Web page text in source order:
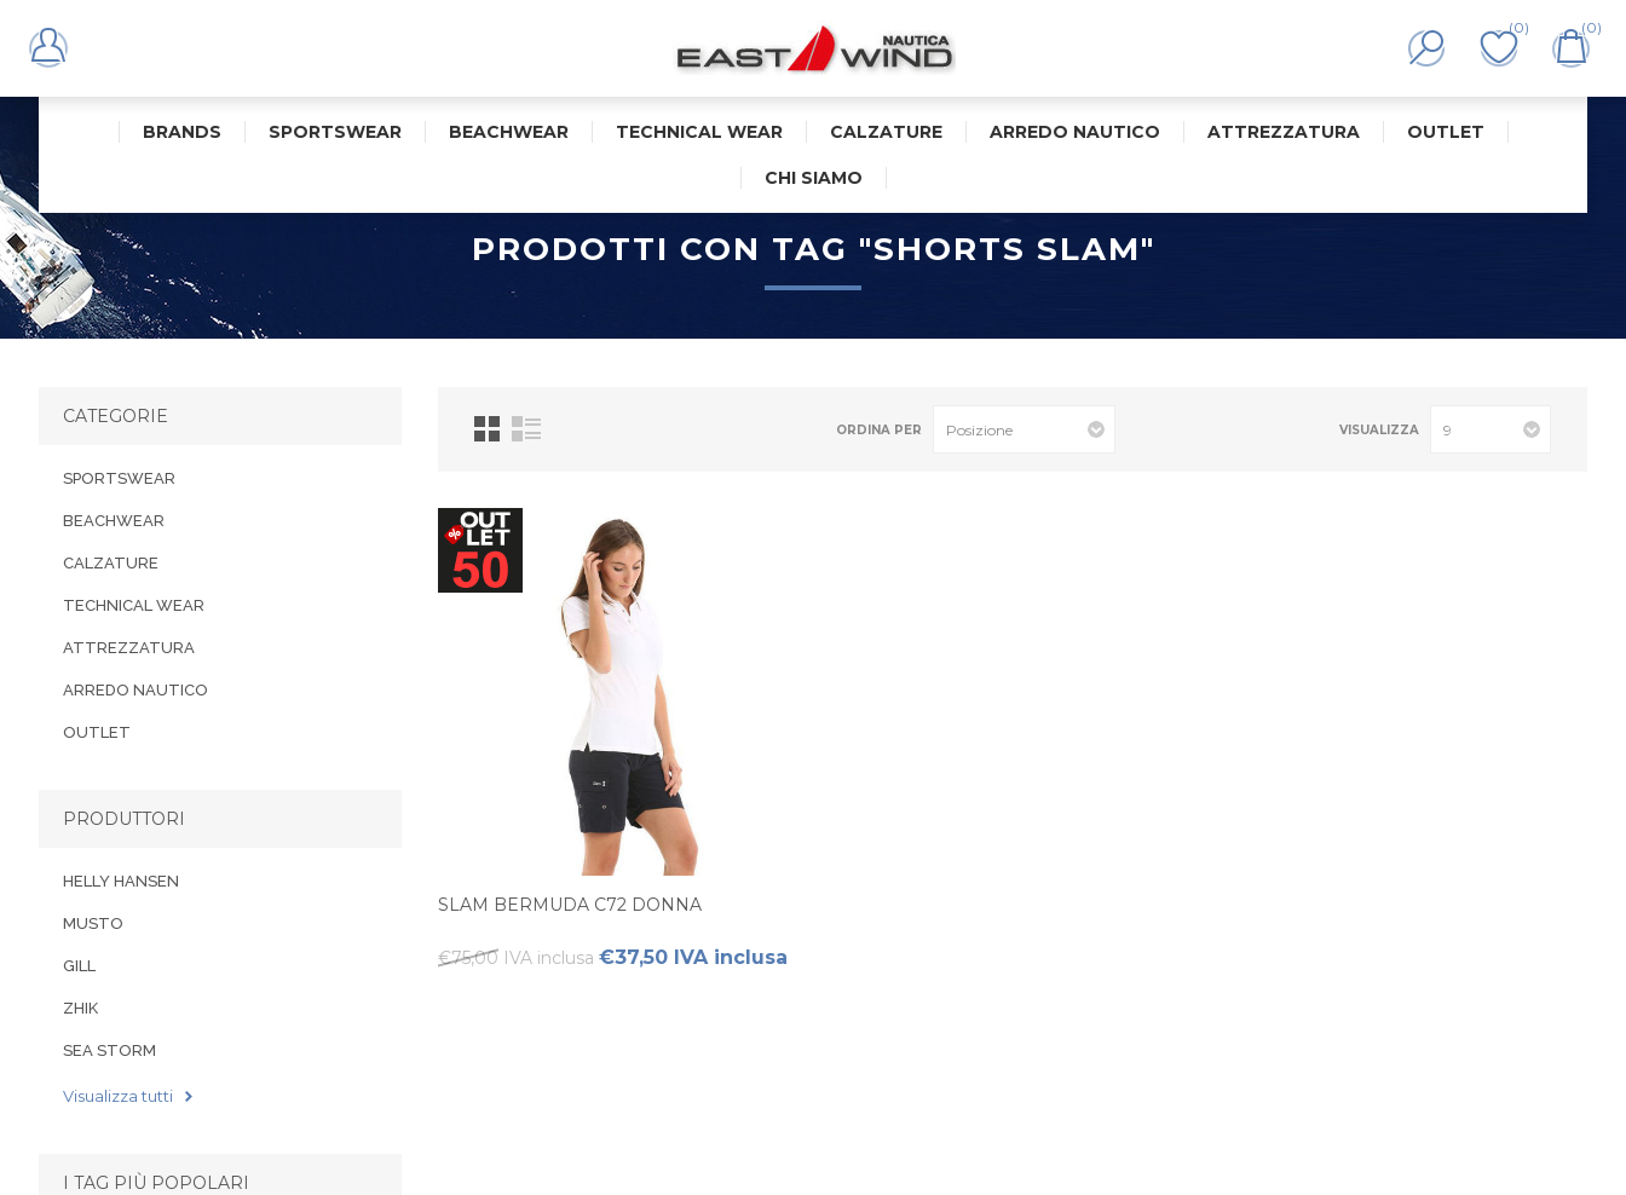
(0) (0)
BRANDS SPORTSWEAR BEACHWEAR TECHNICAL WEAR CALZATURE ARREDO NAUTICO ATTREZZATURA OUTLET
CHI SIAMO
PRODOTTI CON TAG "SHORTS SLAM"
ORDINA PER VISUALIZZA
SLAM BERMUDA C72 DONNA
€75,00 IVA inclusa €37,50 IVA inclusa
CATEGORIE
SPORTSWEAR
BEACHWEAR
CALZATURE
TECHNICAL WEAR
ATTREZZATURA
ARREDO NAUTICO
OUTLET
PRODUTTORI
HELLY HANSEN
MUSTO
GILL
ZHIK
SEA STORM
Visualizza tutti
I TAG PIÙ POPOLARI